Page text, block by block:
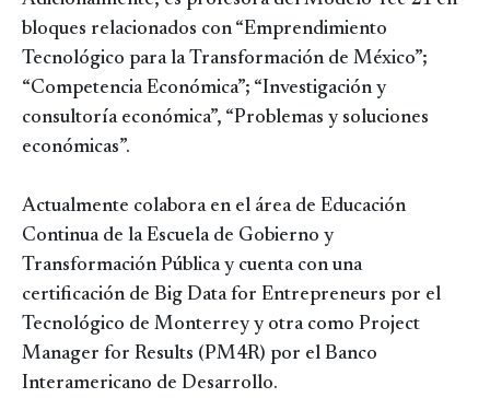
bloques relacionados con “Emprendimiento
Tecnológico para la Transformación de México”;
“Competencia Económica”; “Investigación y
consultoría económica”, “Problemas y soluciones
económicas”.
Actualmente colabora en el área de Educación
Continua de la Escuela de Gobierno y
Transformación Pública y cuenta con una
certificación de Big Data for Entrepreneurs por el
Tecnológico de Monterrey y otra como Project
Manager for Results (PM4R) por el Banco
Interamericano de Desarrollo.